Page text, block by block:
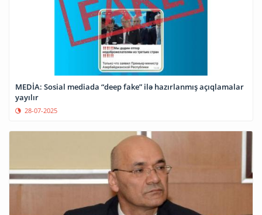
MEDİA: Sosial mediada “deep fake” ilə hazırlanmış açıqlamalar
yayılır
28-07-2025